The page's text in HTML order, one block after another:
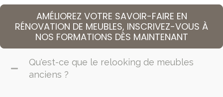
AMÉLIOREZ VOTRE SAVOIR-FAIRE EN
RÉNOVATION DE MEUBLES, INSCRIVEZ-VOUS À
NOS FORMATIONS DÈS MAINTENANT
Qu'est-ce que le relooking de meubles
anciens ?